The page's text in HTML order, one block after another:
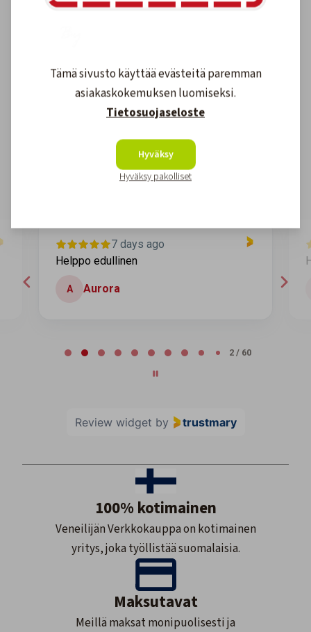
Asiakkaidemme kokemuksia
4.61608
Kirjoita arvostelu
7 days ago
Helppo edullinen
A Aurora
2 / 60
Review widget by trustmary
100% kotimainen
Veneilijän Verkkokauppa on kotimainen
yritys, joka työllistää suomalaisia.
Maksutavat
Meillä maksat monipuolisesti ja
Tämä sivusto käyttää evästeitä paremman
asiakaskokemuksen luomiseksi.
Tietosuojaseloste
Hyväksy
Hyväksy pakolliset